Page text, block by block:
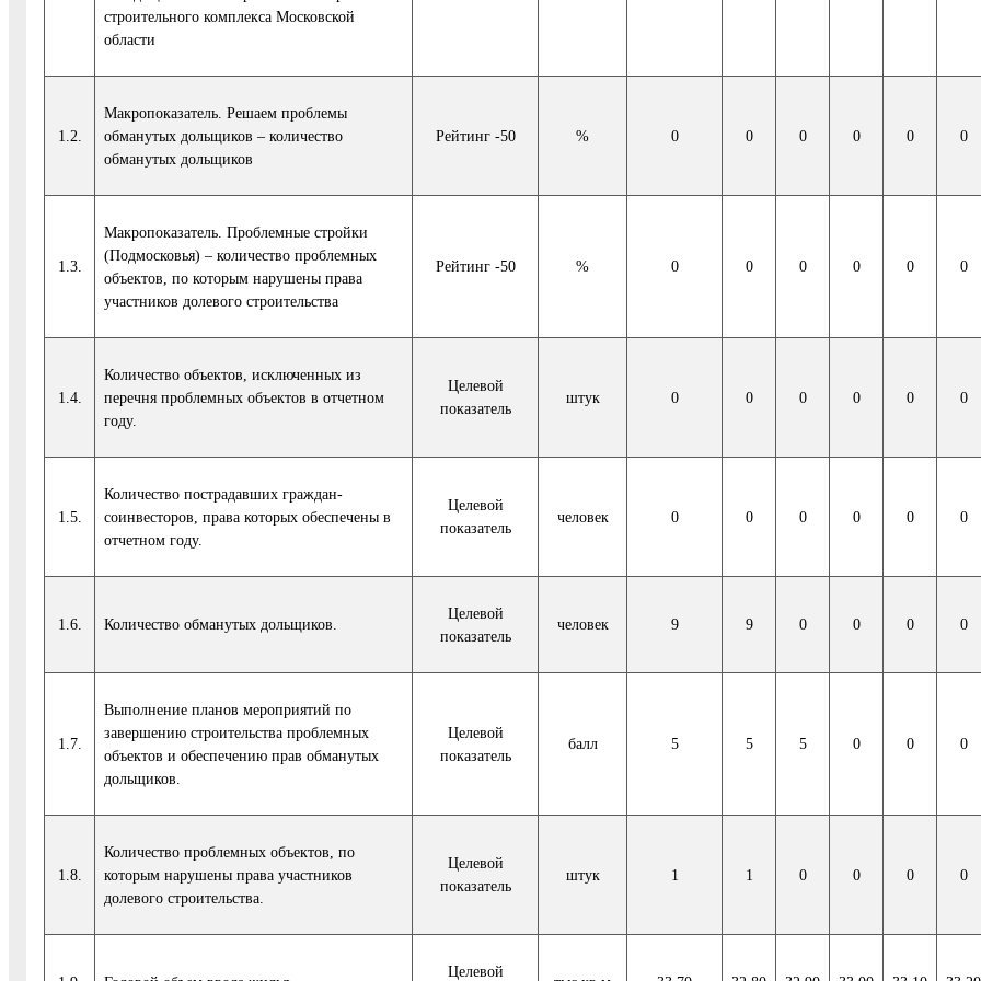
строительного комплекса Московской
области
1.2.
Макропоказатель. Решаем проблемы
обманутых дольщиков – количество
обманутых дольщиков
Рейтинг -50 % 0 0 0 0 0 0
1.3.
Макропоказатель. Проблемные стройки
(Подмосковья) – количество проблемных
объектов, по которым нарушены права
участников долевого строительства
Рейтинг -50 % 0 0 0 0 0 0
1.4.
Количество объектов, исключенных из
перечня проблемных объектов в отчетном
году.
Целевой
показатель
штук 0 0 0 0 0 0
1.5.
Количество пострадавших граждан-
соинвесторов, права которых обеспечены в
отчетном году.
Целевой
показатель
человек 0 0 0 0 0 0
1.6. Количество обманутых дольщиков.
Целевой
показатель
человек 9 9 0 0 0 0
1.7.
Выполнение планов мероприятий по
завершению строительства проблемных
объектов и обеспечению прав обманутых
дольщиков.
Целевой
показатель
балл 5 5 5 0 0 0
1.8.
Количество проблемных объектов, по
которым нарушены права участников
долевого строительства.
Целевой
показатель
штук 1 1 0 0 0 0
Целевой